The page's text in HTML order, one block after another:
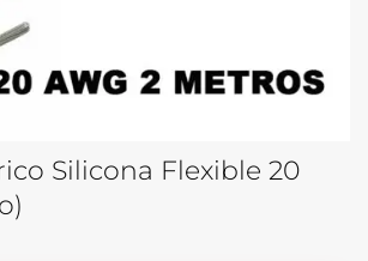
Silicona Flexible 20